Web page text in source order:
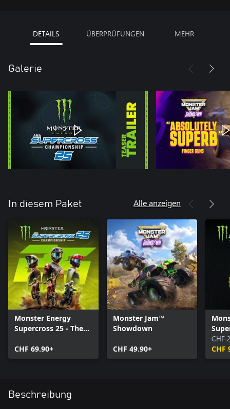
DETAILS ÜBERPRÜFUNGEN MEHR
Galerie
In diesem Paket Alle anzeigen
Monster Energy
Supercross 25 - The
CHF 69.90+
Monster Jam™
Showdown
CHF 49.90+
CHF
CHF
Beschreibung